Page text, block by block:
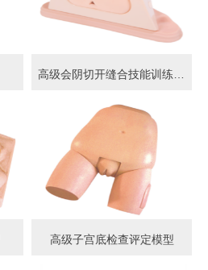
高级子宫底检查评定模型